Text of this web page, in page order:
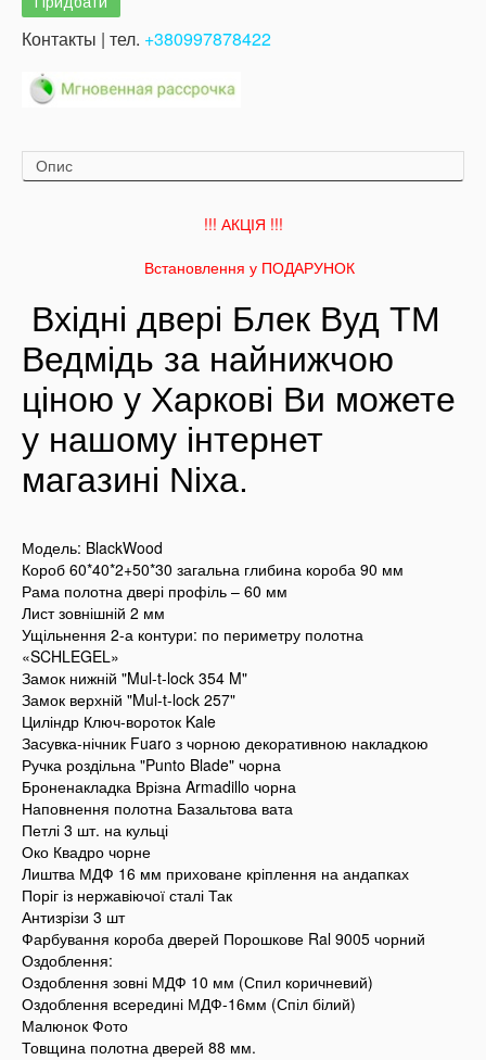
Контакты | тел. +380997878422
Опис
!!! АКЦІЯ !!!
Встановлення у ПОДАРУНОК
Вхідні двері Блек Вуд ТМ
Ведмідь за найнижчою
ціною у Харкові Ви можете
у нашому інтернет
магазині Nixa.
Модель: BlackWood
Короб 60*40*2+50*30 загальна глибина короба 90 мм
Рама полотна двері профіль – 60 мм
Лист зовнішній 2 мм
Ущільнення 2-а контури: по периметру полотна
«SCHLEGEL»
Замок нижній "Mul-t-lock 354 M"
Замок верхній "Mul-t-lock 257"
Циліндр Ключ-вороток Kale
Засувка-нічник Fuaro з чорною декоративною накладкою
Ручка роздільна "Punto Blade" чорна
Броненакладка Врізна Armadillo чорна
Наповнення полотна Базальтова вата
Петлі 3 шт. на кульці
Око Квадро чорне
Лиштва МДФ 16 мм приховане кріплення на андапках
Поріг із нержавіючої сталі Так
Антизрізи 3 шт
Фарбування короба дверей Порошкове Ral 9005 чорний
Оздоблення:
Оздоблення зовні МДФ 10 мм (Спил коричневий)
Оздоблення всередині МДФ-16мм (Спіл білий)
Малюнок Фото
Товщина полотна дверей 88 мм.